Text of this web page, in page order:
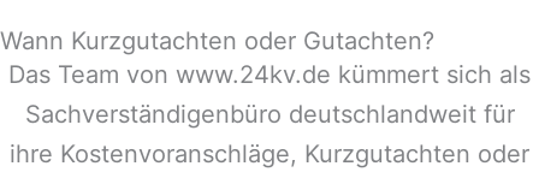
Wann Kurzgutachten oder Gutachten?
Das Team von www.24kv.de kümmert sich als
Sachverständigenbüro deutschlandweit für
ihre Kostenvoranschläge, Kurzgutachten oder